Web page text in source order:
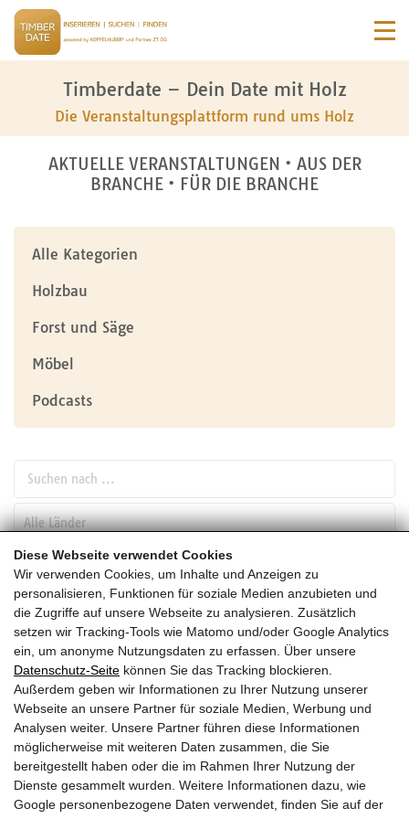
Diese Webseite verwendet Cookies
Wir verwenden Cookies, um Inhalte und Anzeigen zu
personalisieren, Funktionen für soziale Medien anzubieten und
die Zugriffe auf unsere Webseite zu analysieren. Zusätzlich
setzen wir Tracking-Tools wie Matomo und/oder Google Analytics
ein, um anonyme Nutzungsdaten zu erfassen. Über unsere
Datenschutz-Seite können Sie das Tracking blockieren.
Außerdem geben wir Informationen zu Ihrer Nutzung unserer
Webseite an unsere Partner für soziale Medien, Werbung und
Analysen weiter. Unsere Partner führen diese Informationen
möglicherweise mit weiteren Daten zusammen, die Sie
bereitgestellt haben oder die im Rahmen Ihrer Nutzung der
Dienste gesammelt wurden. Weitere Informationen dazu, wie
Google personenbezogene Daten verwendet, finden Sie auf der
Timberdate – Dein Date mit Holz
Die Veranstaltungsplattform rund ums Holz
AKTUELLE VERANSTALTUNGEN • AUS DER
BRANCHE • FÜR DIE BRANCHE
Alle Kategorien
Holzbau
Forst und Säge
Möbel
Podcasts
SUCHEN
Oktober
HEUTE
2028
Oktober 2028
Es wurden leider keine Veranstaltungen gefunden ....